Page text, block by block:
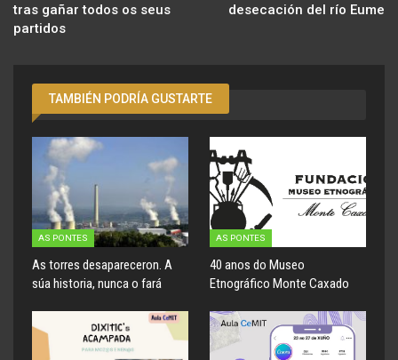
tras gañar todos os seus
partidos
desecación del río Eume
TAMBIÉN PODRÍA GUSTARTE
AS PONTES
As torres desapareceron. A
súa historia, nunca o fará
AS PONTES
40 anos do Museo
Etnográfico Monte Caxado